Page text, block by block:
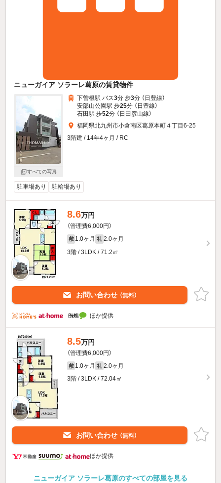
ニューガイア ソラーレ葛原の賃貸物件
すべての写真
下曽根駅 バス3分 歩3分 （日豊線）
安部山公園駅 歩25分 （日豊線）
石田駅 歩52分 （日田彦山線）
福岡県北九州市小倉南区葛原本町４丁目6-25
3階建 / 14年4ヶ月 / RC
駐車場あり 駐輪場あり
8.6万円
（管理費6,000円）
敷 1.0ヶ月 礼 2.0ヶ月
3階 / 3LDK / 71.2㎡
お問い合わせ （無料）
ほか提供
8.5万円
（管理費6,000円）
敷 1.0ヶ月 礼 2.0ヶ月
3階 / 3LDK / 72.04㎡
お問い合わせ （無料）
ほか提供
ニューガイア ソラーレ葛原のすべての部屋を見る